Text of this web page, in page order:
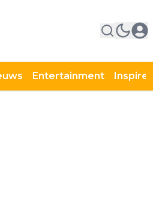
Entertainment